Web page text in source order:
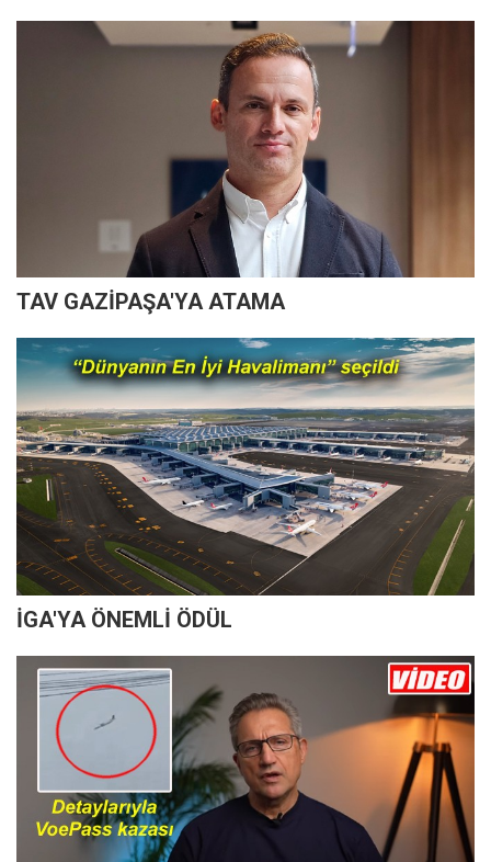
TAV GAZİPAŞA'YA ATAMA
İGA'YA ÖNEMLİ ÖDÜL